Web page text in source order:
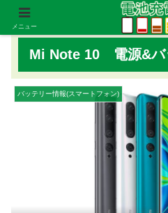
Mi Note 10 電源&バ
バッテリー情報(スマートフォン)
メニュー